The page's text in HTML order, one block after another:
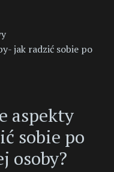
jak radzić sobie po
aspekty
sobie po
osoby?